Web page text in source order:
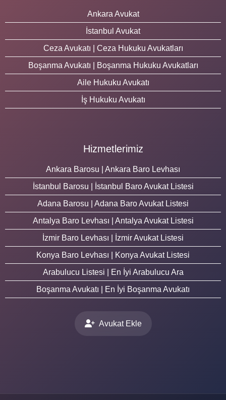
Ankara Avukat
İstanbul Avukat
Ceza Avukatı | Ceza Hukuku Avukatları
Boşanma Avukatı | Boşanma Hukuku Avukatları
Aile Hukuku Avukatı
İş Hukuku Avukatı
Hizmetlerimiz
Ankara Barosu | Ankara Baro Levhası
İstanbul Barosu | İstanbul Baro Avukat Listesi
Adana Barosu | Adana Baro Avukat Listesi
Antalya Baro Levhası | Antalya Avukat Listesi
İzmir Baro Levhası | İzmir Avukat Listesi
Konya Baro Levhası | Konya Avukat Listesi
Arabulucu Listesi | En İyi Arabulucu Ara
Boşanma Avukatı | En İyi Boşanma Avukatı
Avukat Ekle